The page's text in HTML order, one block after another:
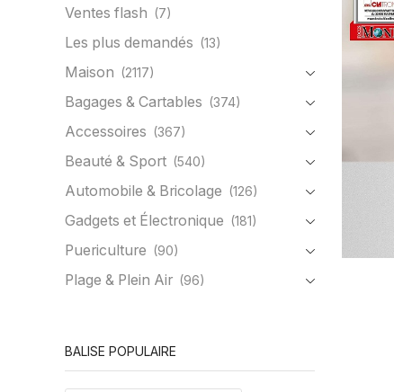
Ventes flash (7)
Les plus demandés (13)
Maison (2117)
Bagages & Cartables (374)
Accessoires (367)
Beauté & Sport (540)
Automobile & Bricolage (126)
Gadgets et Électronique (181)
Puericulture (90)
Plage & Plein Air (96)
BALISE POPULAIRE